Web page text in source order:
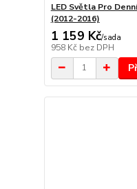
LED Světla Pro
(2012-2016)
1 159 Kč/sada
958 Kč bez DPH